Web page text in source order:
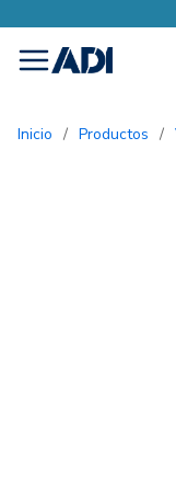
menu
Inicio / Productos /